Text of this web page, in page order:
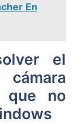
En
el
que no